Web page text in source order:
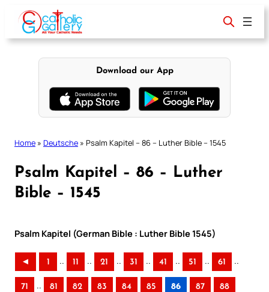
content
Download our App
Home » Deutsche » Psalm Kapitel – 86 – Luther Bible – 1545
Psalm Kapitel – 86 – Luther
Bible – 1545
Psalm Kapitel (German Bible : Luther Bible 1545)
◄ 1 .. 11 .. 21 .. 31 .. 41 .. 51 .. 61 ..
71 .. 81 82 83 84 85 86 87 88